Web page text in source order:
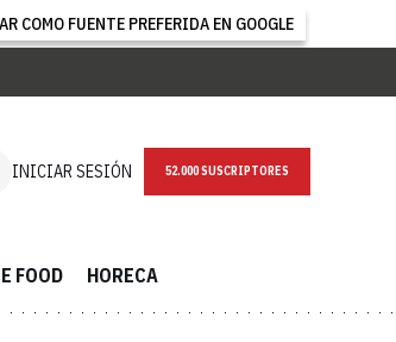
COMO FUENTE PREFERIDA EN GOOGLE
INICIAR SESIÓN NEWSLETTER
FOOD HORECA